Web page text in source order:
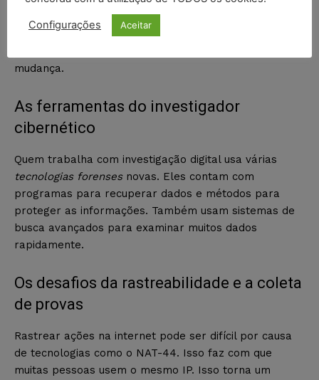
investigações cibernéticas. Ajuda com ferramentas
para encontrar e analisarprovas digitais
mudança.
As ferramentas do investigador
cibernético
Quem trabalha com investigação digital usa várias
tecnologias forensesnovas. Eles contam com
programas para recuperar dados e métodos para
proteger as informações. Também usam sistemas de
busca avançados para examinar muitos dados
rapidamente.
Os desafios da rastreabilidade e a coleta
de provas
Rastrear ações na internet pode ser difícil por causa
de tecnologias como o NAT-44. Isso faz com que
muitas pessoas usem o mesmo IP. Isso torna um
Configurações Aceitar